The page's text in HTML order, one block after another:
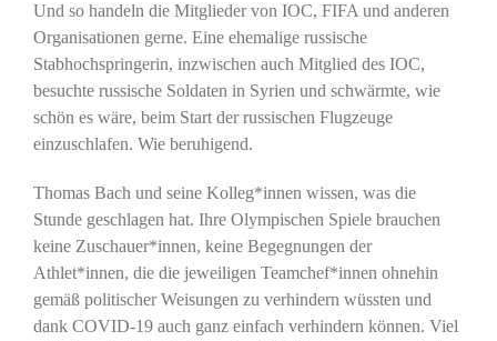
Und so handeln die Mitglieder von IOC, FIFA und anderen
Organisationen gerne. Eine ehemalige russische
Stabhochspringerin, inzwischen auch Mitglied des IOC,
besuchte russische Soldaten in Syrien und schwärmte, wie
schön es wäre, beim Start der russischen Flugzeuge
einzuschlafen. Wie beruhigend.
Thomas Bach und seine Kolleg*innen wissen, was die
Stunde geschlagen hat. Ihre Olympischen Spiele brauchen
keine Zuschauer*innen, keine Begegnungen der
Athlet*innen, die die jeweiligen Teamchef*innen ohnehin
gemäß politischer Weisungen zu verhindern wüssten und
dank COVID-19 auch ganz einfach verhindern können. Viel